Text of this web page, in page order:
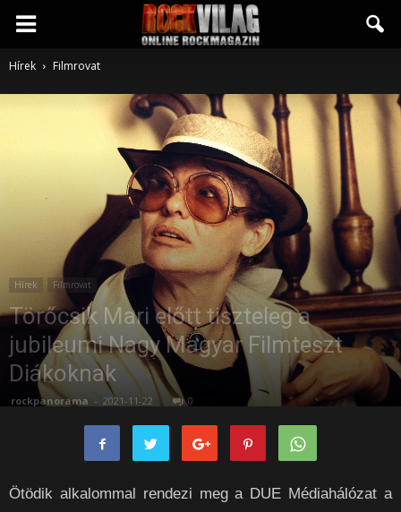
Rockvilág.hu
online
Hírek Filmrovat
Hírek Filmrovat
Törőcsik Mari előtt tiszteleg a
jubileumi Nagy Magyar Filmteszt
Diákoknak
rockpanorama - 2021-11-22 0
Ötödik alkalommal rendezi meg a DUE Médiahálózat a